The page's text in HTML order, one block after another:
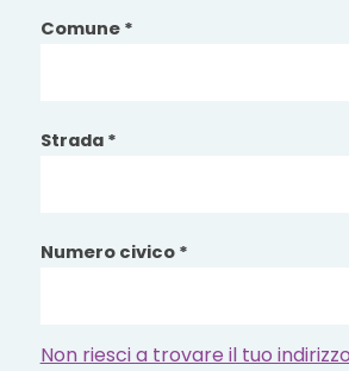
Comune *
Strada *
Numero civico *
Non riesci a trovare il tuo